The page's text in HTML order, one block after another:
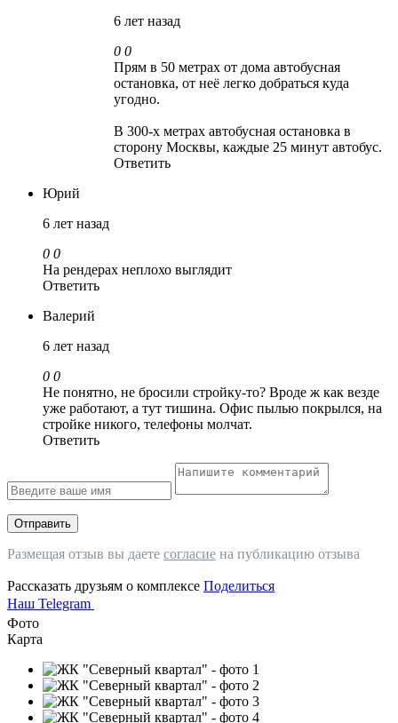
6 лет назад
0 0
Прям в 50 метрах от дома автобусная
остановка, от неё легко добраться куда
угодно.
В 300-х метрах автобусная остановка в
сторону Москвы, каждые 25 минут автобус.
Ответить
Юрий
6 лет назад
0 0
На рендерах неплохо выглядит
Ответить
Валерий
6 лет назад
0 0
Не понятно, не бросили стройку-то? Вроде ж как везде
уже работают, а тут тишина. Офис пылью покрылся, на
стройке никого, телефоны молчат.
Ответить
Отправить
Размещая отзыв вы даете согласие на публикацию отзыва
Рассказать друзьям о комплексе Поделиться
Наш Telegram
Фото
Карта